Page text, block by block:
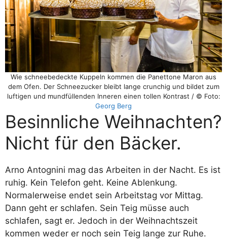
Wie schneebedeckte Kuppeln kommen die Panettone Maron aus
dem Ofen. Der Schneezucker bleibt lange crunchig und bildet zum
luftigen und mundfüllenden Inneren einen tollen Kontrast / © Foto:
Georg Berg
Besinnliche Weihnachten?
Nicht für den Bäcker.
Arno Antognini mag das Arbeiten in der Nacht. Es ist
ruhig. Kein Telefon geht. Keine Ablenkung.
Normalerweise endet sein Arbeitstag vor Mittag.
Dann geht er schlafen. Sein Teig müsse auch
schlafen, sagt er. Jedoch in der Weihnachtszeit
kommen weder er noch sein Teig lange zur Ruhe.